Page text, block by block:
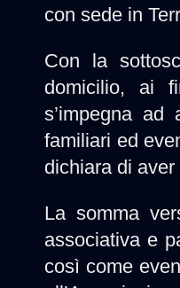
con sede in
Con la
domicilio, ai
s’impegna ad
familiari ed
dichiara di
La somma
associativa e
così come